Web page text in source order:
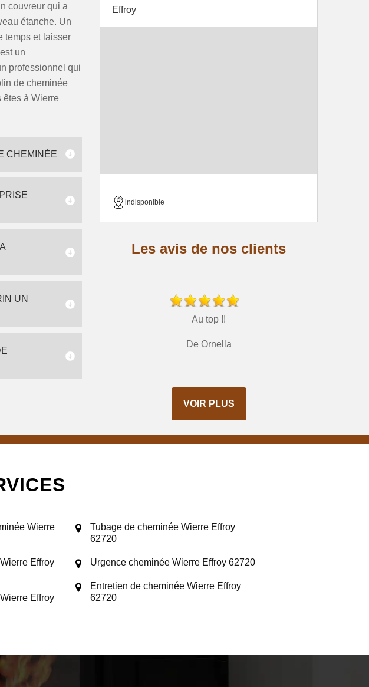
couvreur qui a
étanche. Un
temps et laisser
un
professionnel qui
de cheminée
êtes à Wierre
CHEMINÉE
UN
Effroy
indisponible
Les avis de nos clients
Au top !!
De Ornella
VOIR PLUS
Wierre
Effroy
Effroy
Tubage de cheminée Wierre Effroy
62720
Urgence cheminée Wierre Effroy 62720
Entretien de cheminée Wierre Effroy
62720